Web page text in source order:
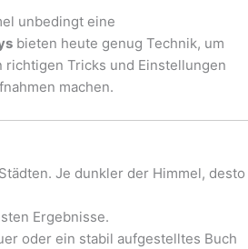
unbedingt eine
bieten heute genug Technik, um
Tricks und Einstellungen
machen.
Je dunkler der Himmel, desto
Ergebnisse.
oder ein stabil aufgestelltes Buch